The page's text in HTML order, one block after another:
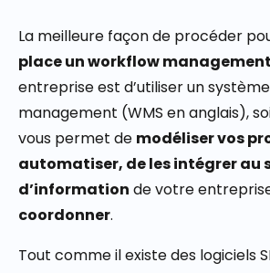
La meilleure façon de procéder
place un workflow management
entreprise est d’utiliser un
management (WMS en anglais),
vous permet de modéliser vos
automatiser, de les intégrer au
d’information de votre
coordonner.
Tout comme il existe des logiciels